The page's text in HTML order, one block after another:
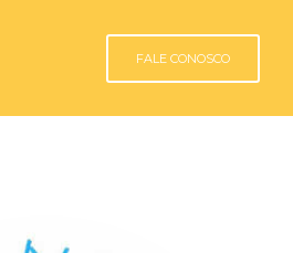
FALE CONOSCO